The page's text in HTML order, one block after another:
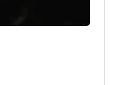
paylaştığı